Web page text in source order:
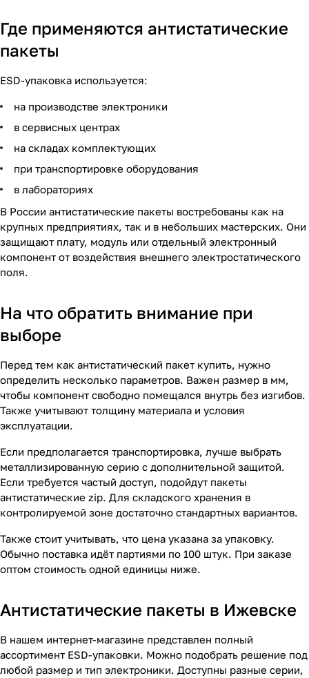
Где применяются антистатические
пакеты
ESD-упаковка используется:
на производстве электроники
в сервисных центрах
на складах комплектующих
при транспортировке оборудования
в лабораториях
В России антистатические пакеты востребованы как на
крупных предприятиях, так и в небольших мастерских. Они
защищают плату, модуль или отдельный электронный
компонент от воздействия внешнего электростатического
поля.
На что обратить внимание при
выборе
Перед тем как антистатический пакет купить, нужно
определить несколько параметров. Важен размер в мм,
чтобы компонент свободно помещался внутрь без изгибов.
Также учитывают толщину материала и условия
эксплуатации.
Если предполагается транспортировка, лучше выбрать
металлизированную серию с дополнительной защитой.
Если требуется частый доступ, подойдут пакеты
антистатические zip. Для складского хранения в
контролируемой зоне достаточно стандартных вариантов.
Также стоит учитывать, что цена указана за упаковку.
Обычно поставка идёт партиями по 100 штук. При заказе
оптом стоимость одной единицы ниже.
Антистатические пакеты в Ижевске
В нашем интернет-магазине представлен полный
ассортимент ESD-упаковки. Можно подобрать решение под
любой размер и тип электроники. Доступны разные серии,